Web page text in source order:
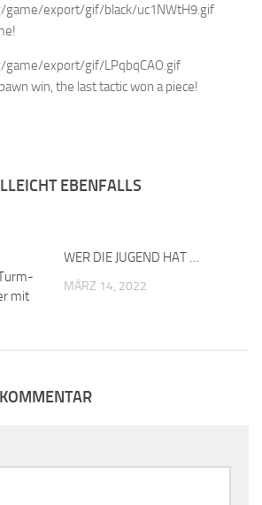
win, the last tactic won a piece!
EBENFALLS
mit
WER DIE JUGEND HAT …
MÄRZ 14, 2022